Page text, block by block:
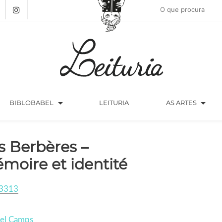
BIBLOBABEL arrow_drop_down LEITURIA AS ARTES arrow_drop_down
Berbères –
et identité
Camps